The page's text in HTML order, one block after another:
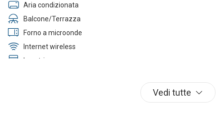
Aria condizionata
Balcone/Terrazza
Forno a microonde
Internet wireless
Lavatrice
Vedi tutte